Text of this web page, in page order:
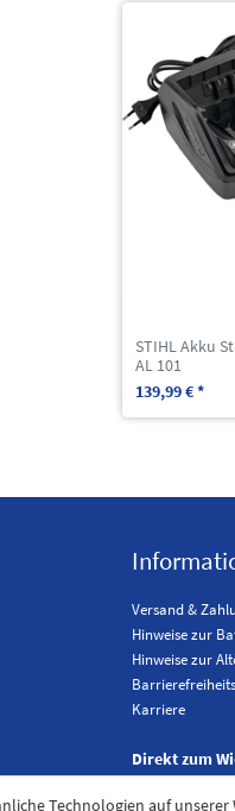
STIHL Akku
AL 101
139,99 € *
Versand &
Hinweise zur
Hinweise zur
Karriere
Direkt zum
Technologien auf